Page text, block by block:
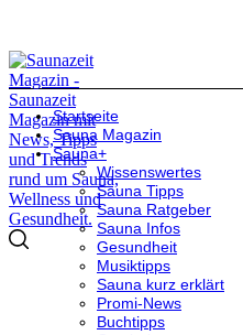
Startseite
Sauna Magazin
Sauna+
Wissenswertes
Sauna Tipps
Sauna Ratgeber
Sauna Infos
Gesundheit
Musiktipps
Sauna kurz erklärt
Promi-News
Buchtipps